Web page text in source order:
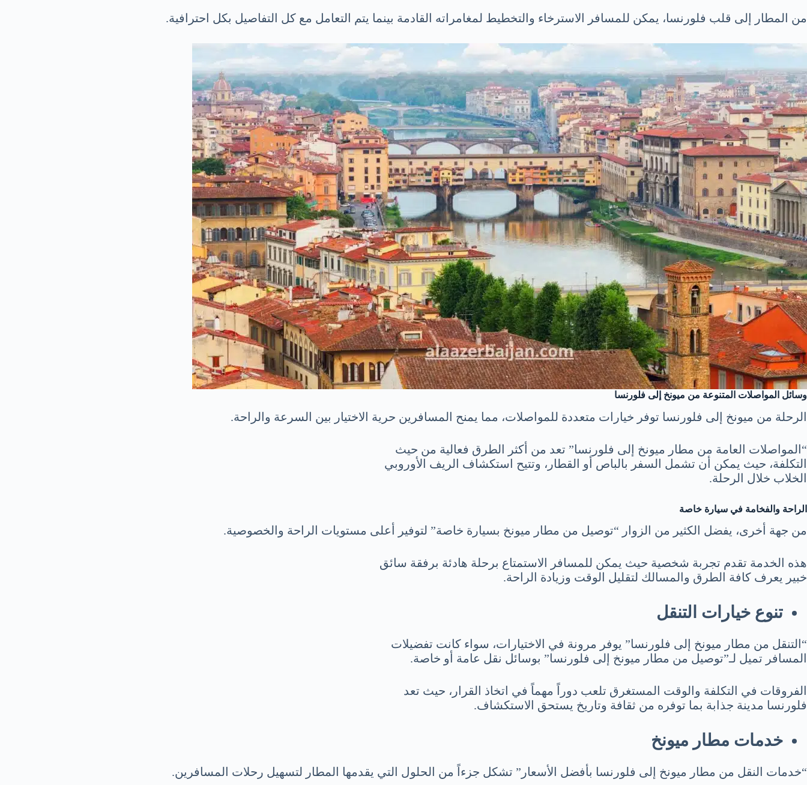
من المطار إلى قلب فلورنسا، يمكن للمسافر الاسترخاء والتخطيط لمغامراته القادمة بينما يتم التعامل مع كل التفاصيل بكل احترافية.
وسائل المواصلات المتنوعة من ميونخ إلى فلورنسا
الرحلة من ميونخ إلى فلورنسا توفر خيارات متعددة للمواصلات، مما يمنح المسافرين حرية الاختيار بين السرعة والراحة.
“المواصلات العامة من مطار ميونخ إلى فلورنسا” تعد من أكثر الطرق فعالية من حيث
التكلفة، حيث يمكن أن تشمل السفر بالباص أو القطار، وتتيح استكشاف الريف الأوروبي
الخلاب خلال الرحلة.
الراحة والفخامة في سيارة خاصة
من جهة أخرى، يفضل الكثير من الزوار “توصيل من مطار ميونخ بسيارة خاصة” لتوفير أعلى مستويات الراحة والخصوصية.
هذه الخدمة تقدم تجربة شخصية حيث يمكن للمسافر الاستمتاع برحلة هادئة برفقة سائق
خبير يعرف كافة الطرق والمسالك لتقليل الوقت وزيادة الراحة.
تنوع خيارات التنقل
“التنقل من مطار ميونخ إلى فلورنسا” يوفر مرونة في الاختيارات، سواء كانت تفضيلات
المسافر تميل لـ”توصيل من مطار ميونخ إلى فلورنسا” بوسائل نقل عامة أو خاصة.
الفروقات في التكلفة والوقت المستغرق تلعب دوراً مهماً في اتخاذ القرار، حيث تعد
فلورنسا مدينة جذابة بما توفره من ثقافة وتاريخ يستحق الاستكشاف.
خدمات مطار ميونخ
“خدمات النقل من مطار ميونخ إلى فلورنسا بأفضل الأسعار” تشكل جزءاً من الحلول التي يقدمها المطار لتسهيل رحلات المسافرين.